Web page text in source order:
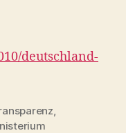
deutschland-
,